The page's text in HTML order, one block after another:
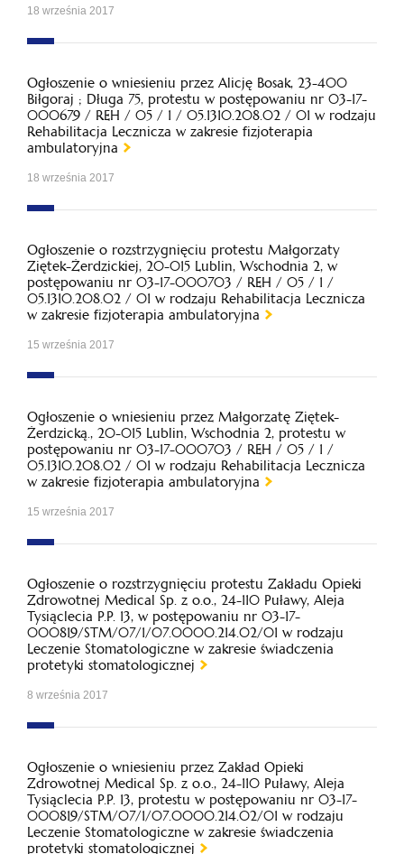
18 września 2017
Ogłoszenie o wniesieniu przez Alicję Bosak, 23-400
Biłgoraj ; Długa 75, protestu w postępowaniu nr 03-17-
000679 / REH / 05 / 1 / 05.1310.208.02 / 01 w rodzaju
Rehabilitacja Lecznicza w zakresie fizjoterapia
ambulatoryjna
18 września 2017
Ogłoszenie o rozstrzygnięciu protestu Małgorzaty
Ziętek-Żerdzickiej, 20-015 Lublin, Wschodnia 2, w
postępowaniu nr 03-17-000703 / REH / 05 / 1 /
05.1310.208.02 / 01 w rodzaju Rehabilitacja Lecznicza
w zakresie fizjoterapia ambulatoryjna
15 września 2017
Ogłoszenie o wniesieniu przez Małgorzatę Ziętek-
Żerdzicką., 20-015 Lublin, Wschodnia 2, protestu w
postępowaniu nr 03-17-000703 / REH / 05 / 1 /
05.1310.208.02 / 01 w rodzaju Rehabilitacja Lecznicza
w zakresie fizjoterapia ambulatoryjna
15 września 2017
Ogłoszenie o rozstrzygnięciu protestu Zakładu Opieki
Zdrowotnej Medical Sp. z o.o., 24-110 Puławy, Aleja
Tysiąclecia P.P. 13, w postępowaniu nr 03-17-
000819/STM/07/1/07.0000.214.02/01 w rodzaju
Leczenie Stomatologiczne w zakresie świadczenia
protetyki stomatologicznej
8 września 2017
Ogłoszenie o wniesieniu przez Zakład Opieki
Zdrowotnej Medical Sp. z o.o., 24-110 Puławy, Aleja
Tysiąclecia P.P. 13, protestu w postępowaniu nr 03-17-
000819/STM/07/1/07.0000.214.02/01 w rodzaju
Leczenie Stomatologiczne w zakresie świadczenia
protetyki stomatologicznej